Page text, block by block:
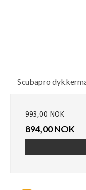
Scubapro
993,00 NOK
894,00 NOK